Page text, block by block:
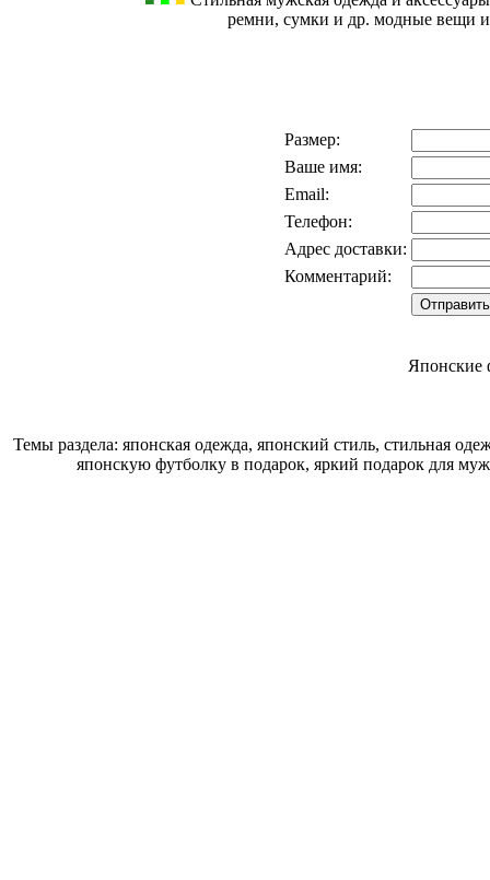
ремни, сумки и др. модные вещи
Размер:
Ваше имя:
Email:
Телефон:
Адрес доставки:
Комментарий:
Японские
Темы раздела: японская одежда, японский стиль, стильная
японскую футболку в подарок, яркий подарок для